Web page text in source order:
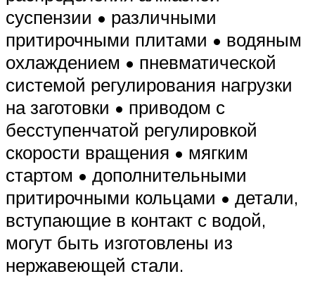
суспензии • различными
притирочными плитами • водяным
охлаждением • пневматической
системой регулирования нагрузки
на заготовки • приводом с
бесступенчатой регулировкой
скорости вращения • мягким
стартом • дополнительными
притирочными кольцами • детали,
вступающие в контакт с водой,
могут быть изготовлены из
нержавеющей стали.